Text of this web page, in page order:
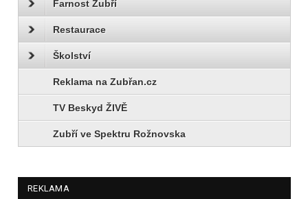
Farnost Zubří
Restaurace
Školství
Reklama na Zubřan.cz
TV Beskyd ŽIVĚ
Zubří ve Spektru Rožnovska
REKLAMA